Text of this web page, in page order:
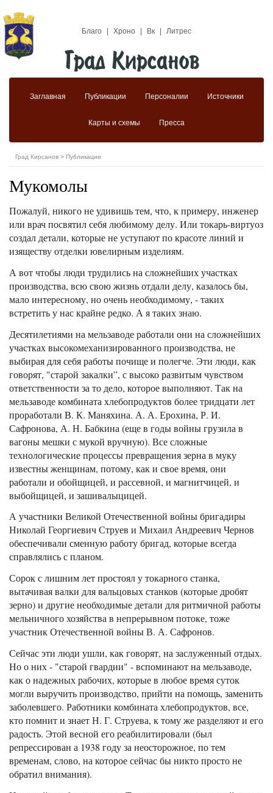
Благо Хроно Вк Литрес
Заглавная Публикации Персоналии Источники
Карты и схемы Пресса
Град Кирсанов > Публикации
Мукомолы
Пожалуй, никого не удивишь тем, что, к примеру, инженер
или врач посвятил себя любимому делу. Или токарь-виртуоз
создал детали, которые не уступают по красоте линий и
изяществу отделки ювелирным изделиям.
А вот чтобы люди трудились на сложнейших участках
производства, всю свою жизнь отдали делу, казалось бы,
мало интересному, но очень необходимому, - таких
встретить у нас крайне редко. А я таких знаю.
Десятилетиями на мельзаводе работали они на сложнейших
участках высокомеханизированного производства, не
выбирая для себя работы почище и полегче. Эти люди, как
говорят, "старой закалки”, с высоко развитым чувством
ответственности за то дело, которое выполняют. Так на
мельзаводе комбината хлебопродуктов более тридцати лет
проработали В. К. Маняхина. А. А. Ерохина, Р. И.
Сафронова, А. Н. Бабкина (еще в годы войны грузила в
вагоны мешки с мукой вручную). Все сложные
технологические процессы превращения зерна в муку
известны женщинам, потому, как и свое время, они
работали и обойщицей, и рассевной, и магнитчицей, и
выбойщицей, и зашивалыцицей.
А участники Великой Отечественной войны бригадиры
Николай Георгиевич Струев и Михаил Андреевич Чернов
обеспечивали сменную работу бригад, которые всегда
справлялись с планом.
Сорок с лишним лет простоял у токарного станка,
вытачивая валки для вальцовых станков (которые дробят
зерно) и другие необходимые детали для ритмичной работы
мельничного хозяйства в непрерывном потоке, тоже
участник Отечественной войны В. А. Сафронов.
Сейчас эти люди ушли, как говорят, на заслуженный отдых.
Но о них - "старой гвардии" - вспоминают на мельзаводе,
как о надежных рабочих, которые в любое время суток
могли выручить производство, прийти на помощь, заменить
заболевшего. Работники комбината хлебопродуктов, все,
кто помнит и знает Н. Г. Струева, к тому же разделяют и его
радость. Этой весной его реабилитировали (был
репрессирован а 1938 году за неосторожное, по тем
временам, слово, на которое сейчас бы никто просто не
обратил внимания).